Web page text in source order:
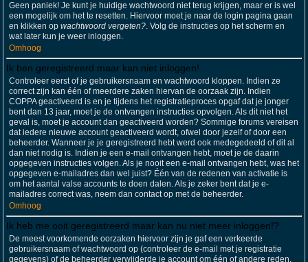
Geen paniek! Je kunt je huidige wachtwoord niet terug krijgen, maar er is wel
een mogelijk om het te resetten. Hiervoor moet je naar de login pagina gaan
en klikken op wachtwoord vergeten?. Volg de instructies op het scherm en
wat later kun je weer inloggen.
Omhoog
Ik ben geregistreerd maar kan niet inloggen!
Controleer eerst of je gebruikersnaam en wachtwoord kloppen. Indien ze
correct zijn kan één of meerdere zaken hiervan de oorzaak zijn. Indien
COPPA geactiveerd is en je tijdens het registratieproces opgaf dat je jonger
bent dan 13 jaar, moet je de ontvangen instructies opvolgen. Als dit niet het
geval is, moet je account dan geactiveerd worden? Sommige forums vereisen
dat iedere nieuwe account geactiveerd wordt, ofwel door jezelf of door een
beheerder. Wanneer je je geregistreerd hebt werd ook medegedeeld of dit al
dan niet nodig is. Indien je een e-mail ontvangen hebt, moet je de daarin
opgegeven instructies volgen. Als je nooit een e-mail ontvangen hebt, was het
opgegeven e-mailadres dan wel juist? Één van de redenen van activatie is
om het aantal valse accounts te doen dalen. Als je zeker bent dat je e-
mailadres correct was, neem dan contact op met de beheerder.
Omhoog
Ik heb me ooit geregistreerd maar kan nu niet meer inloggen!?
De meest voorkomende oorzaken hiervoor zijn je gaf een verkeerde
gebruikersnaam of wachtwoord op (controleer de e-mail met je registratie
gegevens) of de beheerder verwijderde je account om één of andere reden.